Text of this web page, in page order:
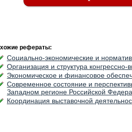
рефераты:
Социально-экономические и
Организация и структура конгрессно-
Экономическое и финансовое
Современное состояние и
Западном регионе Российской
Координация выставочной